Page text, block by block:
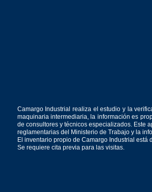
Camargo Industrial realiza el estudio y la
maquinaria intermediaria, la información es
de consultores y técnicos especializados. Este
reglamentarias del Ministerio de Trabajo y la
El inventario propio de Camargo Industrial
Se requiere cita previa para las visitas.